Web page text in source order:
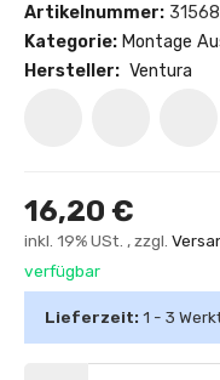
Artikelnummer: 31568
Kategorie: Montage
Hersteller: Ventura
16,20 €
inkl. 19% USt. , zzgl.
verfügbar
Lieferzeit: 1 - 3